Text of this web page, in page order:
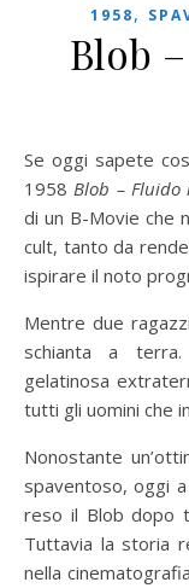
1958,
Blob
Se oggi sapete cosa vuol dire “Blob” lo dovete al film del
1958Blob – Fluido
di un B-Movie che
cult, tanto da
ispirare il noto
Mentre due
schianta a
gelatinosa
tutti gli uomini che
Nonostante
spaventoso, oggi
reso il Blob dopo
Tuttavia la storia
nella